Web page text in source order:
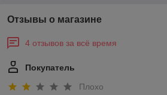
Отзывы о магазине
4 отзывов за всё время
Покупатель
Плохо